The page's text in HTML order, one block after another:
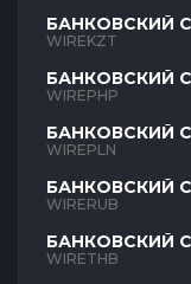
БАНКОВСКИЙ
KZT
WIREKZT
БАНКОВСКИЙ
PHP
WIREPHP
БАНКОВСКИЙ
PLN
WIREPLN
БАНКОВСКИЙ
RUB
WIRERUB
БАНКОВСКИЙ
THB
WIRETHB